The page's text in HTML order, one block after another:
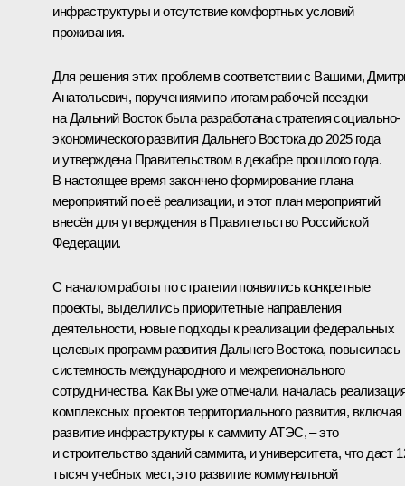
инфраструктуры и отсутствие комфортных условий
проживания.
Для решения этих проблем в соответствии с Вашими,
Анатольевич, поручениями по итогам рабочей поездки
на Дальний Восток была разработана стратегия социально-
экономического развития Дальнего Востока до 2025 года
и утверждена Правительством в декабре прошлого года.
В настоящее время закончено формирование плана
мероприятий по её реализации, и этот план мероприятий
внесён для утверждения в Правительство Российской
Федерации.
С началом работы по стратегии появились конкретные
проекты, выделились приоритетные направления
деятельности, новые подходы к реализации федеральных
целевых программ развития Дальнего Востока, повысилась
системность международного и межрегионального
сотрудничества. Как Вы уже отмечали, началась
комплексных проектов территориального развития, включая
развитие инфраструктуры к саммиту АТЭС, – это
и строительство зданий саммита, и университета, что даст
тысяч учебных мест, это развитие коммунальной